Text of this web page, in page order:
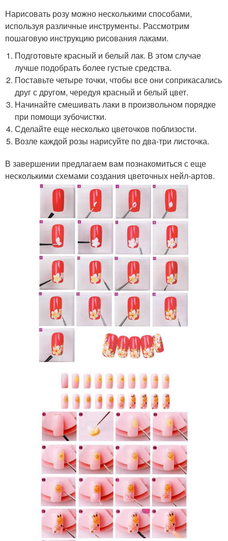
Нарисовать розу можно несколькими способами,
используя различные инструменты. Рассмотрим
пошаговую инструкцию рисования лаками.
Подготовьте красный и белый лак. В этом случае
лучше подобрать более густые средства.
Поставьте четыре точки, чтобы все они соприкасались
друг с другом, чередуя красный и белый цвет.
Начинайте смешивать лаки в произвольном порядке
при помощи зубочистки.
Сделайте еще несколько цветочков поблизости.
Возле каждой розы нарисуйте по два-три листочка.
В завершении предлагаем вам познакомиться с еще
несколькими схемами создания цветочных нейл-артов.